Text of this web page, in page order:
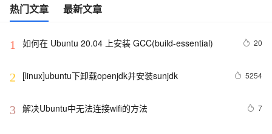
热门文章 最新文章
1 如何在 Ubuntu 20.04 上安装 GCC(build-essential) 20
2 [linux]ubuntu下卸载openjdk并安装sunjdk 5254
3 解决Ubuntu中无法连接wifi的方法 7